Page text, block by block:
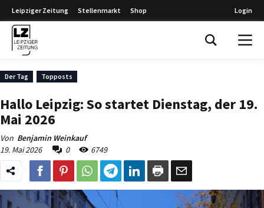
Leipziger Zeitung Stellenmarkt Shop Login
Der Tag Topposts
Hallo Leipzig: So startet Dienstag, der 19.
Mai 2026
Von Benjamin Weinkauf
19. Mai 2026
0 6749